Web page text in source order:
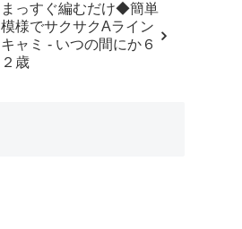
mesh bag/tutorial - そろ
そろはじめよう
☆crochet
まっすぐ編むだけ◆簡単
模様でサクサクAライン
キャミ - いつの間にか６
２歳